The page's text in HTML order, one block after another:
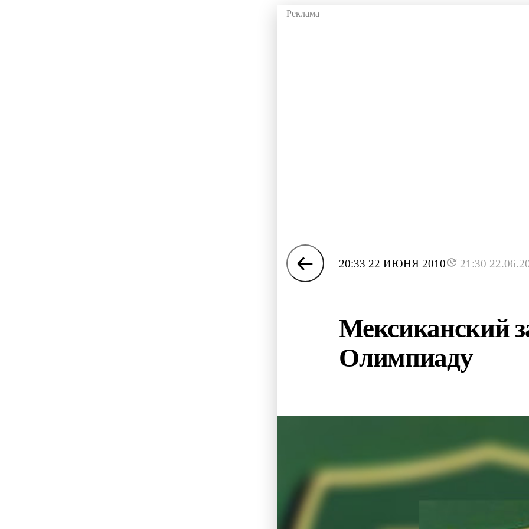
20:33 22 ИЮНЯ 2010 21:30
Мексиканский
Олимпиаду